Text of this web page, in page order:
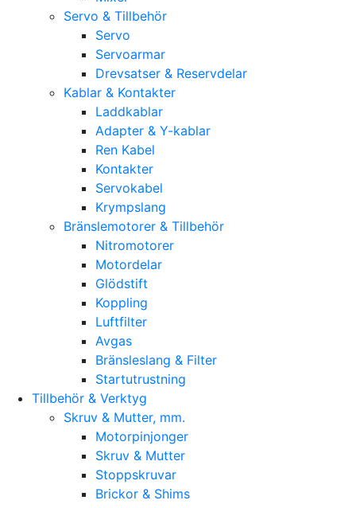
Servo & Tillbehör
Servo
Servoarmar
Drevsatser & Reservdelar
Kablar & Kontakter
Laddkablar
Adapter & Y-kablar
Ren Kabel
Kontakter
Servokabel
Krympslang
Bränslemotorer & Tillbehör
Nitromotorer
Motordelar
Glödstift
Koppling
Luftfilter
Avgas
Bränsleslang & Filter
Startutrustning
Tillbehör & Verktyg
Skruv & Mutter, mm.
Motorpinjonger
Skruv & Mutter
Stoppskruvar
Brickor & Shims